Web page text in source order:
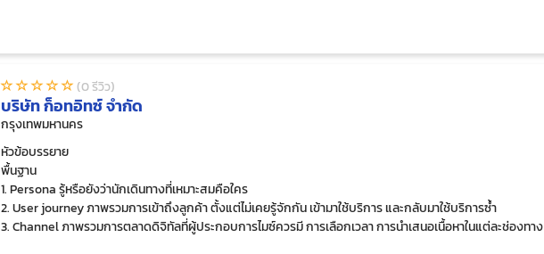
(0 รีวิว)
บริษัท ก็อทอิทซ์ จำกัด
กรุงเทพมหานคร
หัวข้อบรรยาย
พื้นฐาน
1. Persona รู้หรือยังว่านักเดินทางที่เหมาะสมคือใคร
2. User journey ภาพรวมการเข้าถึงลูกค้า ตั้งแต่ไม่เคยรู้จักกัน เข้ามาใช้บริการ และกลับมาใช้บริการซ้ำ
3. Channel ภาพรวมการตลาดดิจิทัลที่ผู้ประกอบการไมซ์ควรมี การเลือกเวลา การนำเสนอเนื้อหาในแต่ละช่องทาง